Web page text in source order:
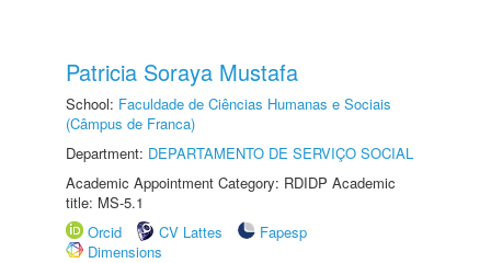
Patricia Soraya Mustafa
School: Faculdade de Ciências Humanas e Sociais
(Câmpus de Franca)
Department: DEPARTAMENTO DE SERVIÇO SOCIAL
Academic Appointment Category: RDIDP Academic
title: MS-5.1
Orcid
CV Lattes
Fapesp
Dimensions